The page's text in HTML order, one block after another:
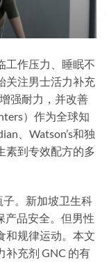
工作压力、睡眠不
关注男士活力补充
强耐力，并改善
）作为全球知
、Watson’s和独
素到专效配方的多
子。新加坡卫生科
产品安全。但男性
和规律运动。本文
补充剂 GNC 的有